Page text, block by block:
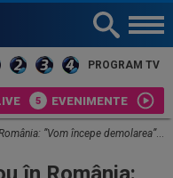
PROGRAM TV
EVENIMENTE
începe demolarea”. Costă 65.000.000 de euro